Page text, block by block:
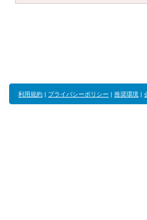
利用規約 | プライバシーポリシー | 推奨環境 |